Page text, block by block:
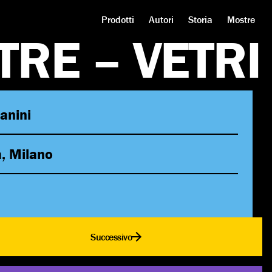
Prodotti Autori Storia Mostre
RE – VETRI
Milano
Successivo